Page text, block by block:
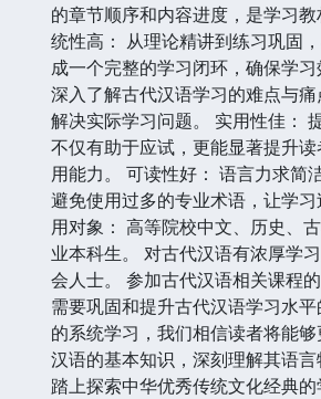
的章节顺序和内容进度，是学习
统性高： 从理论精讲到练习巩固
成一个完整的学习闭环，确保学习
深入了解古代汉语学习的难点与痛
解决实际学习问题。 实用性佳：
不仅有助于应试，更能显著提升
用能力。 可读性好： 语言力求简
避免使用过多的专业术语，让学
用对象： 高等院校中文、历史、
业本科生。 对古代汉语有浓厚学
会人士。 参加古代汉语相关课程的
需要巩固和提升古代汉语学习水
的系统学习，我们相信读者将能
汉语的基本知识，深刻理解其语
踏上探索中华优秀传统文化经典的